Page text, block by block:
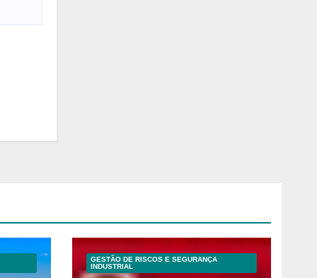
GESTÃO DE RISCOS E SEGURANÇA
INDUSTRIAL